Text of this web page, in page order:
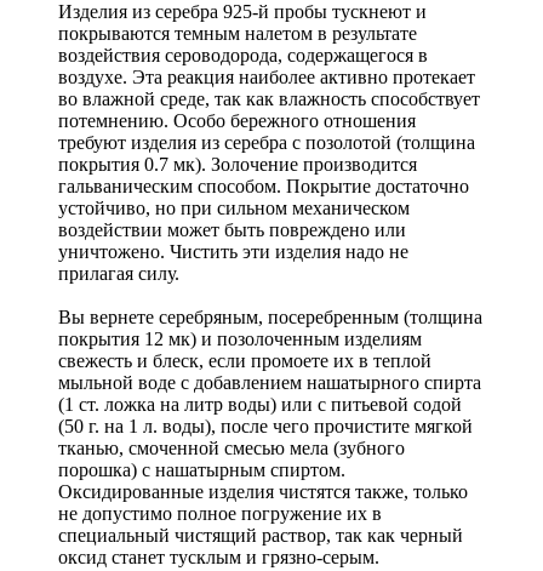
Изделия из серебра 925-й пробы тускнеют и
покрываются темным налетом в результате
воздействия сероводорода, содержащегося в
воздухе. Эта реакция наиболее активно протекает
во влажной среде, так как влажность способствует
потемнению. Особо бережного отношения
требуют изделия из серебра с позолотой (толщина
покрытия 0.7 мк). Золочение производится
гальваническим способом. Покрытие достаточно
устойчиво, но при сильном механическом
воздействии может быть повреждено или
уничтожено. Чистить эти изделия надо не
прилагая силу.
Вы вернете серебряным, посеребренным (толщина
покрытия 12 мк) и позолоченным изделиям
свежесть и блеск, если промоете их в теплой
мыльной воде с добавлением нашатырного спирта
(1 ст. ложка на литр воды) или с питьевой содой
(50 г. на 1 л. воды), после чего прочистите мягкой
тканью, смоченной смесью мела (зубного
порошка) с нашатырным спиртом.
Оксидированные изделия чистятся также, только
не допустимо полное погружение их в
специальный чистящий раствор, так как черный
оксид станет тусклым и грязно-серым.